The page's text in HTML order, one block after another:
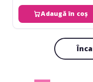
Adaugă în coș